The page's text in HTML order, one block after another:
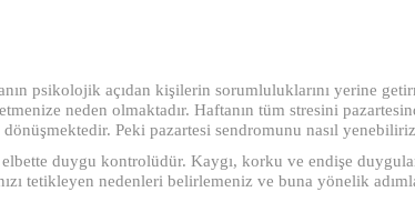
psikolojik açıdan kişilerin sorumluluklarını yerine
neden olmaktadır. Haftanın tüm stresini
Peki pazartesi sendromunu nasıl
duygu kontrolüdür. Kaygı, korku ve endişe
tetikleyen nedenleri belirlemeniz ve buna yönelik